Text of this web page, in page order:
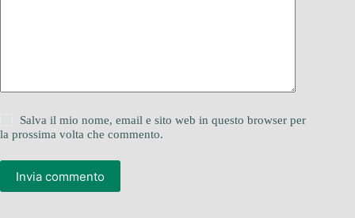
Salva il mio nome, email e sito web in questo browser per
la prossima volta che commento.
Invia commento